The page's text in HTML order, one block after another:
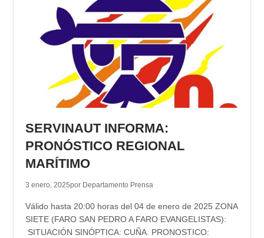
VIDEOS
GALERIA DE FOTOS
APP MÓVIL
SERVINAUT INFORMA:
PRONÓSTICO REGIONAL
MARÍTIMO
3 enero, 2025por Departamento Prensa
Válido hasta 20:00 horas del 04 de enero de 2025 ZONA
SIETE (FARO SAN PEDRO A FARO EVANGELISTAS):
SITUACIÓN SINÓPTICA: CUÑA. PRONOSTICO: